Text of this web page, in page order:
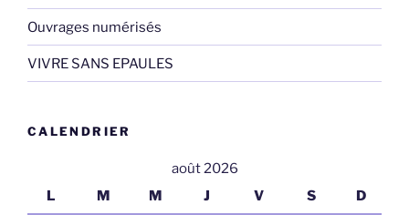
Ouvrages numérisés
VIVRE SANS EPAULES
CALENDRIER
août 2026
L
M M J V S D